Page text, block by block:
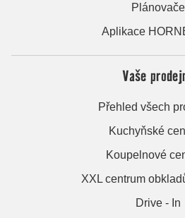
Plánovače
Aplikace
Vaše
Přehled všech
Kuchyňské
Koupelnové
XXL centrum
Drive - In